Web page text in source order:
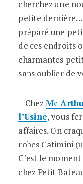
cherchez une
petite dernière…
préparé une
de ces endroits
charmantes
sans oublier de
– ChezMc
l’Usine, vous
affaires. On
robes Catimini
C’est le
chez Petit